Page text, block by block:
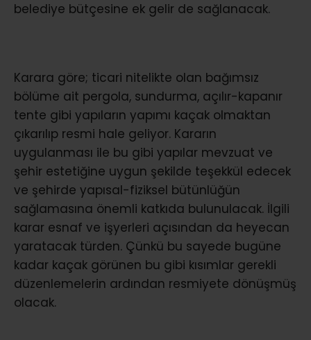
belediye bütçesine ek gelir de sağlanacak.
Karara göre; ticari nitelikte olan bağımsız
bölüme ait pergola, sundurma, açılır-kapanır
tente gibi yapıların yapımı kaçak olmaktan
çıkarılıp resmi hale geliyor. Kararın
uygulanması ile bu gibi yapılar mevzuat ve
şehir estetiğine uygun şekilde teşekkül edecek
ve şehirde yapısal-fiziksel bütünlüğün
sağlamasına önemli katkıda bulunulacak. İlgili
karar esnaf ve işyerleri açısından da heyecan
yaratacak türden. Çünkü bu sayede bugüne
kadar kaçak görünen bu gibi kısımlar gerekli
düzenlemelerin ardından resmiyete dönüşmüş
olacak.